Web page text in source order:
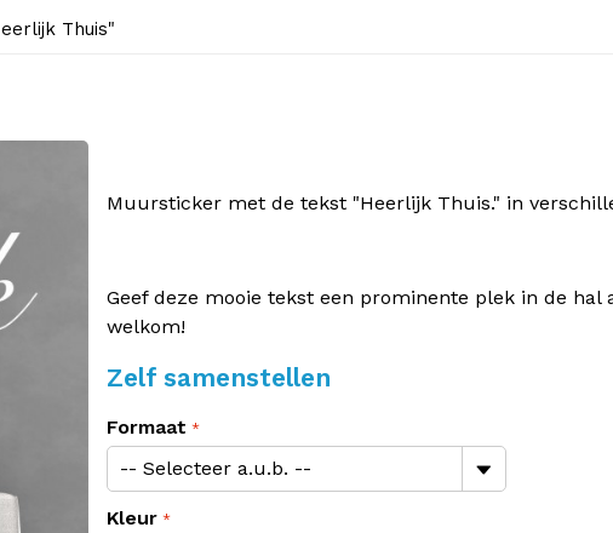
Thuis"
Muursticker met de tekst "Heerlijk Thuis." in
Geef deze mooie tekst een prominente plek in de hal
welkom!
Zelf samenstellen
Formaat
Kleur